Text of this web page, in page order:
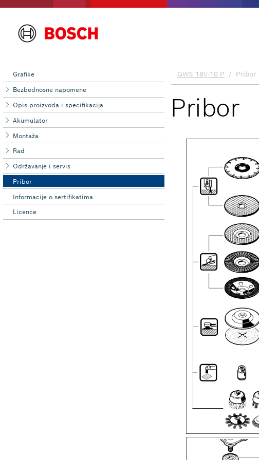
Grafike
Bezbednosne napomene
Opis proizvoda i specifikacija
Akumulator
Montaža
Rad
Održavanje i servis
Pribor
Informacije o sertifikatima
Licence